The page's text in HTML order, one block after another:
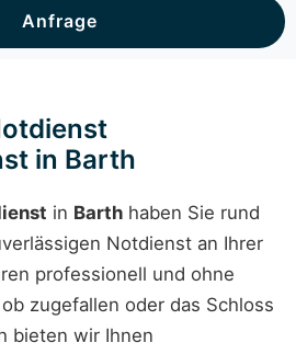
Anfrage
in Barth
in Barth haben Sie rund
Notdienst an Ihrer
professionell und ohne
zugefallen oder das Schloss
bieten wir Ihnen